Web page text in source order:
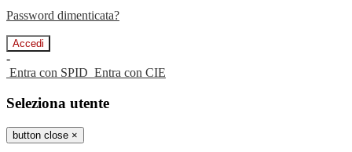
Password dimenticata?
-
Entra con SPID Entra con CIE
Seleziona utente
button close ×